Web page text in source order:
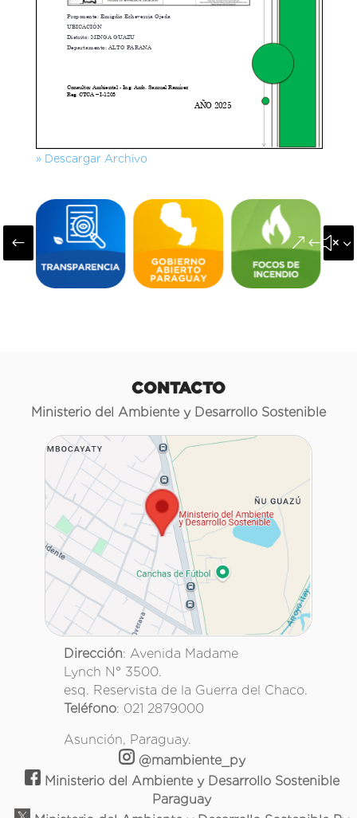
» Descargar Archivo
#
CONTACTO
Ministerio del Ambiente y Desarrollo Sostenible
Dirección: Avenida Madame
Lynch N° 3500.
esq. Reservista de la Guerra del Chaco.
Teléfono: 021 2879000
Asunción, Paraguay.
@mambiente_py
Ministerio del Ambiente y Desarrollo Sostenible
Paraguay